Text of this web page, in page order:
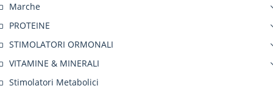
Marche
PROTEINE
STIMOLATORI ORMONALI
VITAMINE & MINERALI
Stimolatori Metabolici